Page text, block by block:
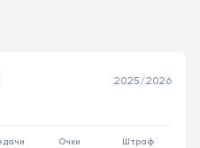
2025/2026